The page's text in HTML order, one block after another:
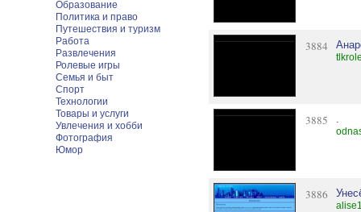
Образование
Политика и право
Путешествия и туризм
Работа
Развлечения
Ролевые игры
Семья и быт
Спорт
Технологии
Товары и услуги
Увлечения и хобби
Фотография
Юмор
3884
3885 .
3886